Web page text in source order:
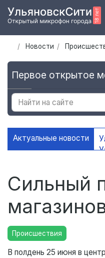
Новости
Первое открытое
Актуальные новости
Сильный
Происшествия
В полдень 25 июня в